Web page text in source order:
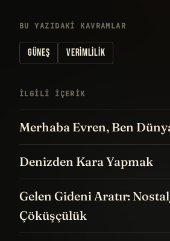
BU YAZIDAKI KAVRAMLAR
GÜNEŞ VERIMLILIK
İLGILI IÇERIK
Merhaba Evren, Ben
Denizden Kara Yapmak
Gelen Gideni Aratır:
Çöküşçülük